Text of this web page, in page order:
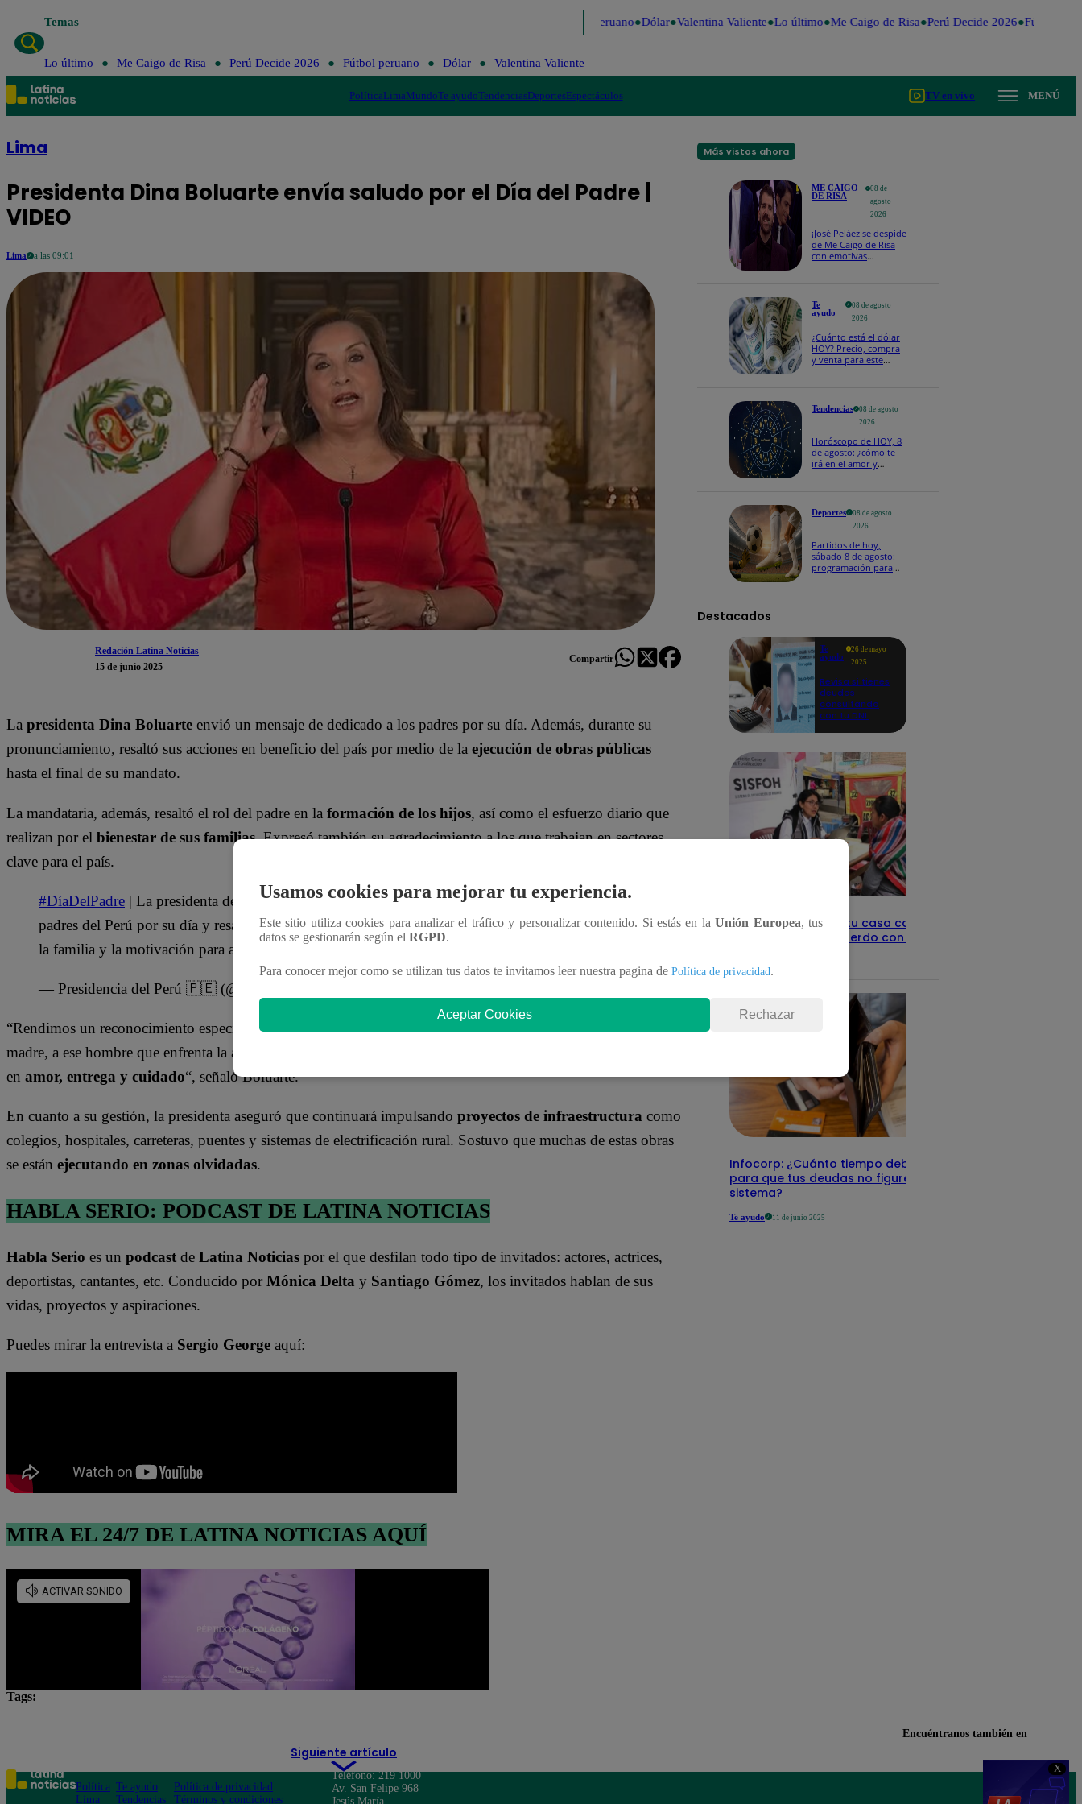
X
Temas Fútbol peruano Dólar Valentina Valiente Lo último Me Caigo de Risa Perú Decide 2026 Fútbol
Lo último Me Caigo de Risa Perú Decide 2026 Fútbol peruano Dólar Valentina Valiente
PolíticaLimaMundoTe ayudoTendenciasDeportesEspectáculos TV en vivo MENÚ
Lima
Presidenta Dina Boluarte envía saludo por el Día del Padre |
VIDEO
Lima a las 09:01
Redación Latina Noticias
15 de junio 2025
Compartir
La presidenta Dina Boluarte envió un mensaje de dedicado a los padres por su día. Además, durante su
pronunciamiento, resaltó sus acciones en beneficio del país por medio de la ejecución de obras públicas
hasta el final de su mandato.
La mandataria, además, resaltó el rol del padre en la formación de los hijos, así como el esfuerzo diario que
realizan por el bienestar de sus familias. Expresó también su agradecimiento a los que trabajan en sectores
clave para el país.
#DíaDelPadre | La presidenta de la república, Dina Ercilia Boluarte Zegarra, rinde homenaje a los
padres del Perú por su día y resalta que su ejemplo, protección y amor incondicional son el pilar de
la familia y la motivación para alcanzar nuestra mejor versión.
— Presidencia del Perú 🇵🇪 (@presidenciaperu)
“Rendimos un reconocimiento especial al padre que, porcircunstancia de la vida, cumple además el rol de
madre, a ese hombre que enfrenta la adversidad y las ausencias con entereza y que no duda en multiplicarse
en amor, entrega y cuidado“, señaló Boluarte.
En cuanto a su gestión, la presidenta aseguró que continuará impulsando proyectos de infraestructura como
colegios, hospitales, carreteras, puentes y sistemas de electrificación rural. Sostuvo que muchas de estas obras
se están ejecutando en zonas olvidadas.
HABLA SERIO: PODCAST DE LATINA NOTICIAS
Habla Serio es un podcast de Latina Noticias por el que desfilan todo tipo de invitados: actores, actrices,
deportistas, cantantes, etc. Conducido por Mónica Delta y Santiago Gómez, los invitados hablan de sus
vidas, proyectos y aspiraciones.
Puedes mirar la entrevista a Sergio George aquí:
MIRA EL 24/7 DE LATINA NOTICIAS AQUÍ
Tags:
Siguiente artículo
Más vistos ahora
ME CAIGO
DE RISA
08 de
agosto
2026
¡José Peláez se despide
de Me Caigo de Risa
con emotivas
Te
ayudo
08 de agosto
2026
¿Cuánto está el dólar
HOY? Precio, compra
y venta para este
Tendencias
08 de agosto
2026
Horóscopo de HOY, 8
de agosto: ¿cómo te
irá en el amor y
Deportes
08 de agosto
2026
Partidos de hoy,
sábado 8 de agosto:
programación para
Destacados
Te
ayudo
26 de mayo
2025
Revisa si tienes
deudas
consultando
con tu DNI:
detalles
Revisa con tu DNI si tu casa califica
como pobre, de acuerdo con el Sisfoh
Infocorp: ¿Cuánto tiempo debe pasar
para que tus deudas no figuren en su
sistema?
Te ayudo 11 de junio 2025
Usamos cookies para mejorar tu experiencia.
Este sitio utiliza cookies para analizar el tráfico y personalizar contenido. Si estás en laUnión Europea, tus
datos se gestionarán según el RGPD.
Para conocer mejor como se utilizan tus datos te invitamos leer nuestra pagina de Política de privacidad.
Aceptar Cookies Rechazar
Encuéntranos también en
Política
Lima
Te ayudo
Tendencias
Política de privacidad
Términos y condiciones
Teléfono: 219 1000
Av. San Felipe 968
Jesús María